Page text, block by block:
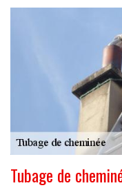
Tubage de